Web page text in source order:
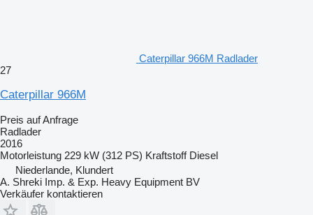
Caterpillar 966M Radlader
27
Caterpillar 966M
Preis auf Anfrage
Radlader
2016
Motorleistung 229 kW (312 PS) Kraftstoff Diesel
Niederlande, Klundert
A. Shreki Imp. & Exp. Heavy Equipment BV
Verkäufer kontaktieren